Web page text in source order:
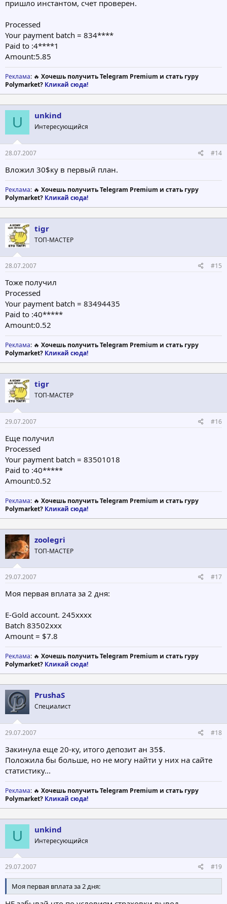
пришло инстантом, счет проверен.
Processed
Your payment batch = 834****
Paid to :4****1
Amount:5.85
Реклама: 🔥 Хочешь получить Telegram Premium и стать гуру
Polymarket? Кликай сюда!
U unkind
Интересующийся
28.07.2007 #14
Вложил 30$ку в первый план.
Реклама: 🔥 Хочешь получить Telegram Premium и стать гуру
Polymarket? Кликай сюда!
tigr
ТОП-МАСТЕР
28.07.2007 #15
Тоже получил
Processed
Your payment batch = 83494435
Paid to :40*****
Amount:0.52
Реклама: 🔥 Хочешь получить Telegram Premium и стать гуру
Polymarket? Кликай сюда!
tigr
ТОП-МАСТЕР
29.07.2007 #16
Еще получил
Processed
Your payment batch = 83501018
Paid to :40*****
Amount:0.52
Реклама: 🔥 Хочешь получить Telegram Premium и стать гуру
Polymarket? Кликай сюда!
zoolegri
ТОП-МАСТЕР
29.07.2007 #17
Моя первая вплата за 2 дня:
E-Gold account. 245xxxx
Batch 83502xxx
Amount = $7.8
Реклама: 🔥 Хочешь получить Telegram Premium и стать гуру
Polymarket? Кликай сюда!
PrushaS
Специалист
29.07.2007 #18
Закинула еще 20-ку, итого депозит ан 35$.
Положила бы больше, но не могу найти у них на сайте
статистику...
Реклама: 🔥 Хочешь получить Telegram Premium и стать гуру
Polymarket? Кликай сюда!
U unkind
Интересующийся
29.07.2007 #19
Моя первая вплата за 2 дня: